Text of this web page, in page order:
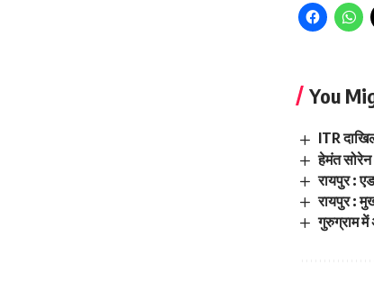
You
ITR
हेमंत
रायपुर :
रायपुर :
गुरुग्राम